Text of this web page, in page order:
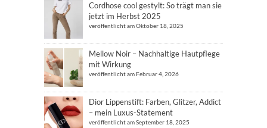
Cordhose cool gestylt: So trägt man sie
jetzt im Herbst 2025
veröffentlicht am Oktober 18, 2025
Mellow Noir – Nachhaltige Hautpflege
mit Wirkung
veröffentlicht am Februar 4, 2026
Dior Lippenstift: Farben, Glitzer, Addict
– mein Luxus-Statement
veröffentlicht am September 18, 2025